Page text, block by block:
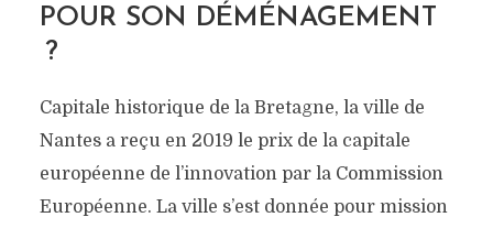
POUR SON DÉMÉNAGEMENT
?
Capitale historique de la Bretagne, la ville de
Nantes a reçu en 2019 le prix de la capitale
européenne de l’innovation par la Commission
Européenne. La ville s’est donnée pour mission